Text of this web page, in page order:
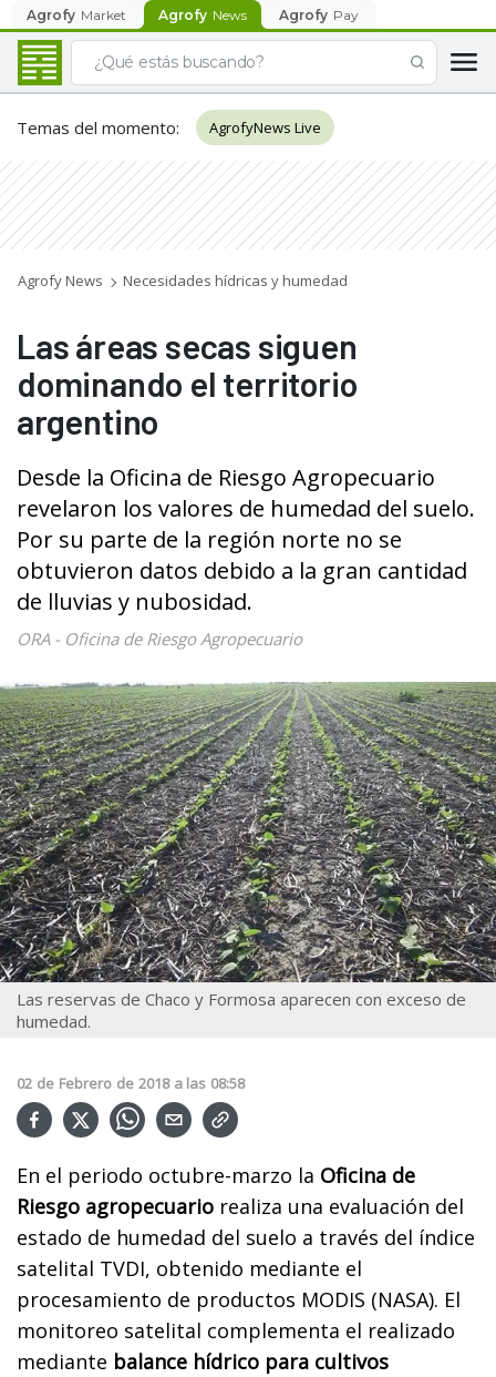
Agrofy Market Agrofy News Agrofy Pay
Temas del momento: AgrofyNews Live
Agrofy News Necesidades hídricas y humedad
Las áreas secas siguen
dominando el territorio
argentino
Desde la Oficina de Riesgo Agropecuario
revelaron los valores de humedad del suelo.
Por su parte de la región norte no se
obtuvieron datos debido a la gran cantidad
de lluvias y nubosidad.
ORA - Oficina de Riesgo Agropecuario
Las reservas de Chaco y Formosa aparecen con exceso de
humedad.
02 de Febrero de 2018 a las 08:58
En el periodo octubre-marzo la Oficina de
Riesgo agropecuario realiza una evaluación del
estado de humedad del suelo a través del índice
satelital TVDI, obtenido mediante el
procesamiento de productos MODIS (NASA). El
monitoreo satelital complementa el realizado
mediante balance hídrico para cultivos